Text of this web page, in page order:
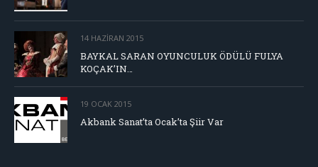
14 HAZIRAN 2015
BAYKAL SARAN OYUNCULUK ÖDÜLÜ FULYA
KOÇAK’IN…
19 OCAK 2015
Akbank Sanat’ta Ocak’ta Şiir Var